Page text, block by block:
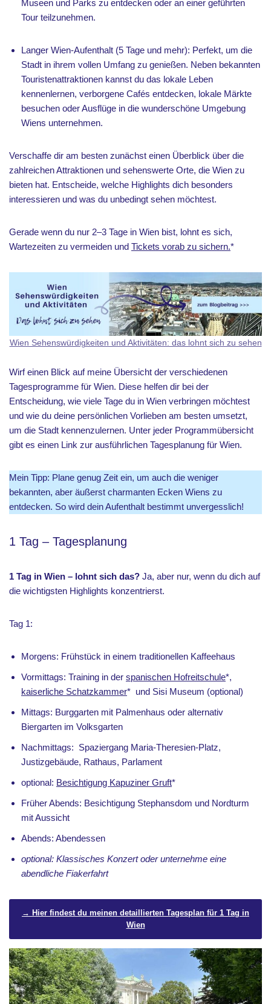
Museen und Parks zu entdecken oder an einer geführten
Tour teilzunehmen.
Langer Wien-Aufenthalt (5 Tage und mehr): Perfekt, um die
Stadt in ihrem vollen Umfang zu genießen. Neben bekannten
Touristenattraktionen kannst du das lokale Leben
kennenlernen, verborgene Cafés entdecken, lokale Märkte
besuchen oder Ausflüge in die wunderschöne Umgebung
Wiens unternehmen.
Verschaffe dir am besten zunächst einen Überblick über die
zahlreichen Attraktionen und sehenswerte Orte, die Wien zu
bieten hat. Entscheide, welche Highlights dich besonders
interessieren und was du unbedingt sehen möchtest.
Gerade wenn du nur 2–3 Tage in Wien bist, lohnt es sich,
Wartezeiten zu vermeiden und Tickets vorab zu sichern.*
Wien Sehenswürdigkeiten und Aktivitäten: das lohnt sich zu sehen
Wirf einen Blick auf meine Übersicht der verschiedenen
Tagesprogramme für Wien. Diese helfen dir bei der
Entscheidung, wie viele Tage du in Wien verbringen möchtest
und wie du deine persönlichen Vorlieben am besten umsetzt,
um die Stadt kennenzulernen. Unter jeder Programmübersicht
gibt es einen Link zur ausführlichen Tagesplanung für Wien.
Mein Tipp: Plane genug Zeit ein, um auch die weniger
bekannten, aber äußerst charmanten Ecken Wiens zu
entdecken. So wird dein Aufenthalt bestimmt unvergesslich!
1 Tag – Tagesplanung
1 Tag in Wien – lohnt sich das? Ja, aber nur, wenn du dich auf
die wichtigsten Highlights konzentrierst.
Tag 1:
Morgens: Frühstück in einem traditionellen Kaffeehaus
Vormittags: Training in der spanischen Hofreitschule*,
kaiserliche Schatzkammer* und Sisi Museum (optional)
Mittags: Burggarten mit Palmenhaus oder alternativ
Biergarten im Volksgarten
Nachmittags: Spaziergang Maria-Theresien-Platz,
Justizgebäude, Rathaus, Parlament
optional: Besichtigung Kapuziner Gruft*
Früher Abends: Besichtigung Stephansdom und Nordturm
mit Aussicht
Abends: Abendessen
optional: Klassisches Konzert oder unternehme eine
abendliche Fiakerfahrt
→ Hier findest du meinen detaillierten Tagesplan für 1 Tag in
Wien